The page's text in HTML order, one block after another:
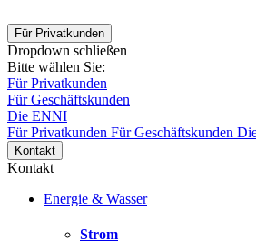
Für Privatkunden
Dropdown schließen
Bitte wählen Sie:
Für Privatkunden
Für Geschäftskunden
Die ENNI
Für Privatkunden Für Geschäftskunden
Kontakt
Kontakt
Energie & Wasser
Strom